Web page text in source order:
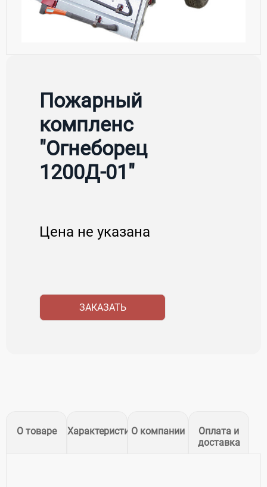
Пожарный
компленс
"Огнеборец
1200Д-01"
Цена не указана
ЗАКАЗАТЬ
О товаре ХарактеристикиО компании
Оплата и
доставка